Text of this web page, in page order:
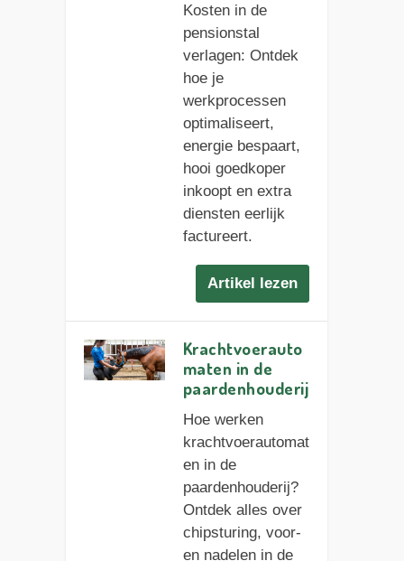
Kosten in de
pensionstal
verlagen: Ontdek
hoe je
werkprocessen
optimaliseert,
energie bespaart,
hooi goedkoper
inkoopt en extra
diensten eerlijk
factureert.
Artikel lezen
Krachtvoerauto
maten in de
paardenhouderij
Hoe werken
krachtvoerautomat
en in de
paardenhouderij?
Ontdek alles over
chipsturing, voor-
en nadelen in de